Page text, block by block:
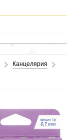
Канцелярия